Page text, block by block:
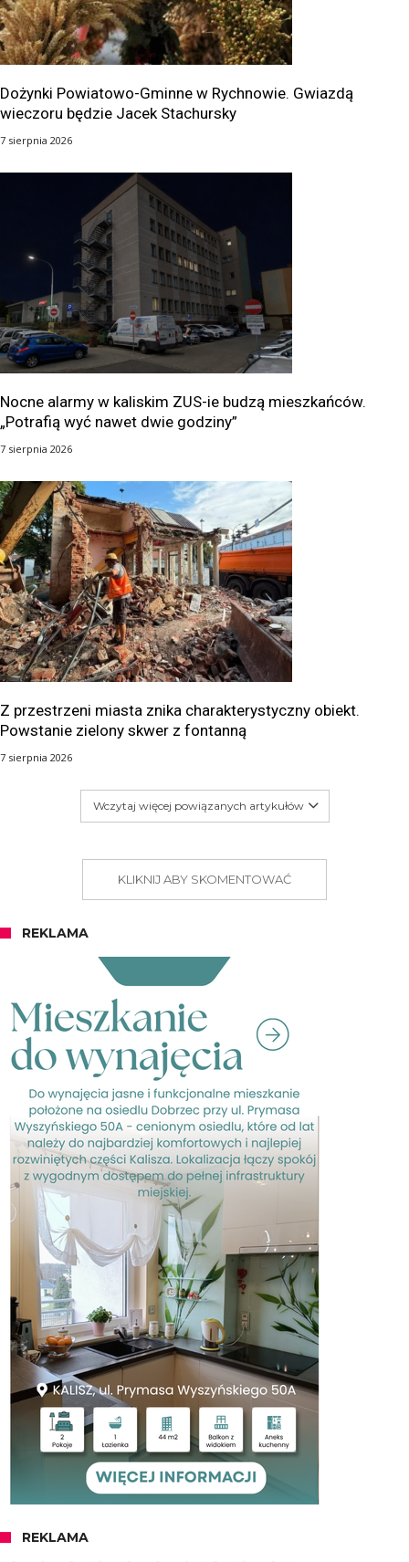
Dożynki Powiatowo-Gminne w Rychnowie. Gwiazdą
wieczoru będzie Jacek Stachursky
7 sierpnia 2026
Nocne alarmy w kaliskim ZUS-ie budzą mieszkańców.
„Potrafią wyć nawet dwie godziny”
7 sierpnia 2026
Z przestrzeni miasta znika charakterystyczny obiekt.
Powstanie zielony skwer z fontanną
7 sierpnia 2026
Wczytaj więcej powiązanych artykułów
KLIKNIJ ABY SKOMENTOWAĆ
REKLAMA
REKLAMA